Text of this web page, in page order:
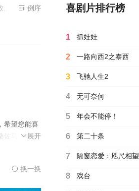
安装播放器
倒序
2026
德罗·尼沃拉
霍兰德·泰勒
安德列·马丁
佐莎·马梅特
马修·希
马修·希尔
希望您能喜
展开
换一换
喜剧片排行榜
1 抓娃娃
2 一路向西2之泰西
3 飞驰人生2
4 无可奈何
5 年会不能停！
6 第二十条
7 隔窗恋爱：咫尺相望
8 戏台